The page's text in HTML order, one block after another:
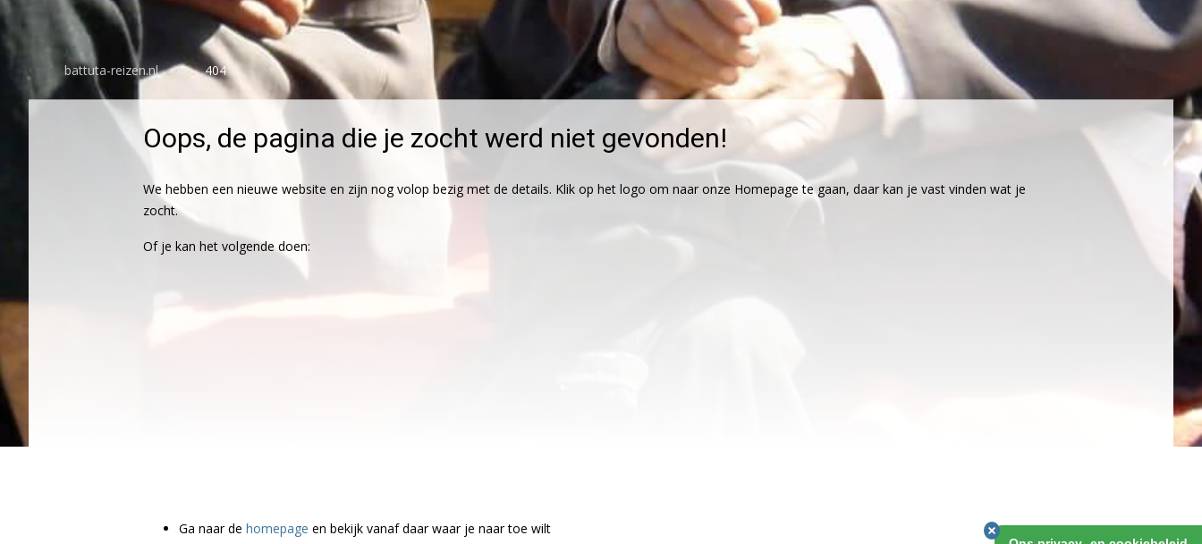
battuta-reizen.nl 404
Oops, de pagina die je zocht werd niet gevonden!
We hebben een nieuwe website en zijn nog volop bezig met de details. Klik op het logo om naar onze Homepage te gaan, daar kan je vast vinden wat je
zocht.
Of je kan het volgende doen:
Ga naar de homepage en bekijk vanaf daar waar je naar toe wilt